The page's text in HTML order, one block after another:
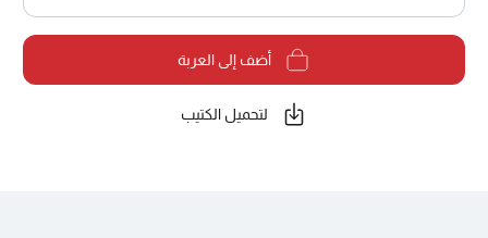
أضف إلى العربة
لتحميل الكتيب